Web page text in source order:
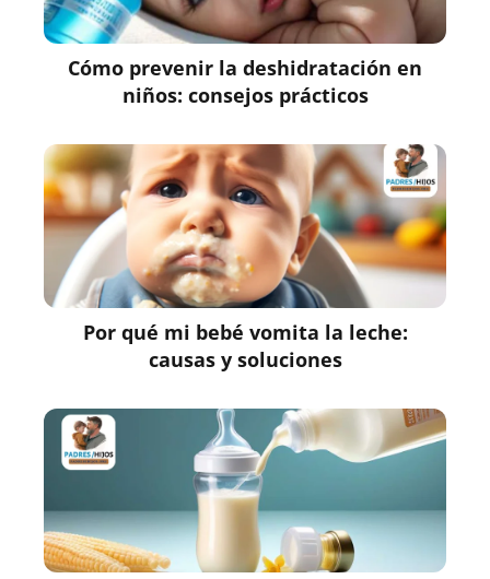
Cómo prevenir la deshidratación en
niños: consejos prácticos
Por qué mi bebé vomita la leche:
causas y soluciones